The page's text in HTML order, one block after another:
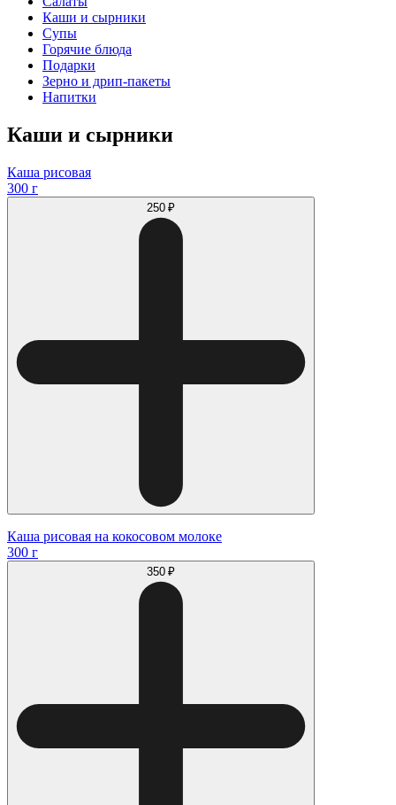
Каши и сырники
Супы
Горячие блюда
Подарки
Зерно и дрип-пакеты
Напитки
Каши и сырники
Каша рисовая
300 г
250 ₽
Каша рисовая на кокосовом молоке
300 г
350 ₽